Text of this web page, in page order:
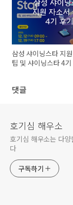
삼성 샤이닝스타 지
팁 및 샤이닝스타 4기
댓글
호기심 해우소
호기심 해우소는 다
다
구독하기